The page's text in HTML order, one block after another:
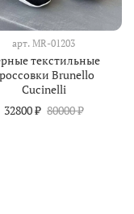
арт. MR-01203
текстильные
Brunello
Cucinelli
32800 ₽ 80000 ₽